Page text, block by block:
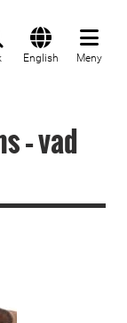
English Meny
– vad